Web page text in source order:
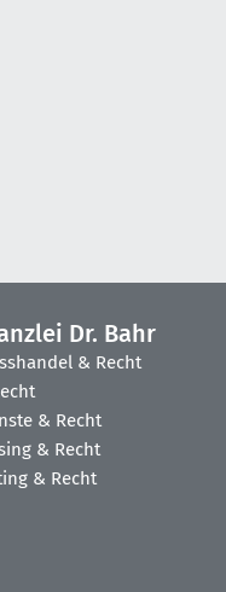
Dr. Bahr
& Recht
& Recht
& Recht
& Recht